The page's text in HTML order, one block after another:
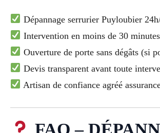
Dépannage serrurier Puyloubier
Intervention en moins de 30 minutes
Ouverture de porte sans dégâts (si
Devis transparent avant toute
Artisan de confiance agréé